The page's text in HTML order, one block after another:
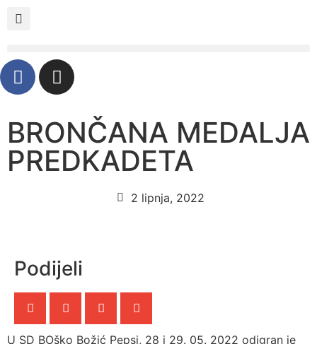
BRONČANA MEDALJA
PREDKADETA
2 lipnja, 2022
Podijeli
U SD BOško Božić Pepsi, 28 i 29. 05. 2022 odigran je